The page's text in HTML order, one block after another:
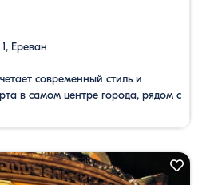
Ереван
современный стиль и
в самом центре города, рядом с
театра. Для гостей Барев